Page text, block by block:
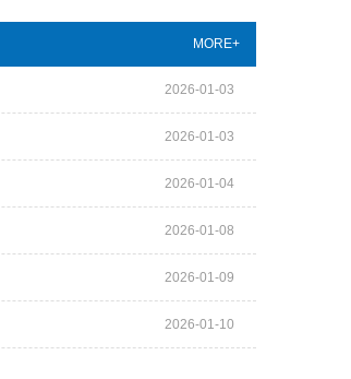
MORE+
2026-01-03
2026-01-03
2026-01-04
2026-01-08
2026-01-09
2026-01-10